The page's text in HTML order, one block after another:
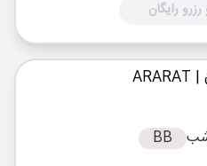
رایگان
| ARARAT
BB